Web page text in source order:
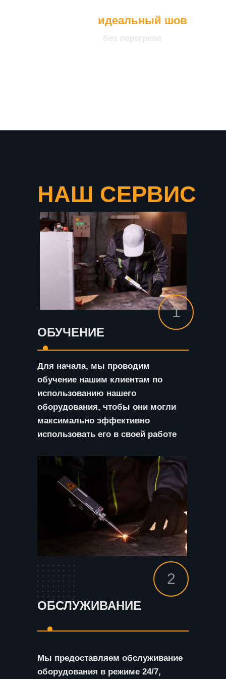
идеальный шов
2
НАШ СЕРВИС
ОБУЧЕНИЕ
Для начала, мы проводим
обучение нашим клиентам по
использованию нашего
оборудования, чтобы они могли
максимально эффективно
использовать его в своей работе
1
ОБСЛУЖИВАНИЕ
Мы предоставляем обслуживание
оборудования в режиме 24/7,